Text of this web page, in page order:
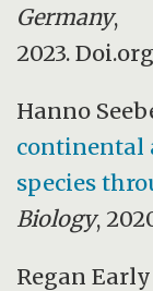
Germany,
2023.
Hanno
continental
species
Biology,
Regan